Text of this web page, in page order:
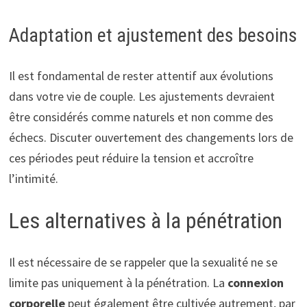
Adaptation et ajustement des besoins
Il est fondamental de rester attentif aux évolutions
dans votre vie de couple. Les ajustements devraient
être considérés comme naturels et non comme des
échecs. Discuter ouvertement des changements lors de
ces périodes peut réduire la tension et accroître
l’intimité.
Les alternatives à la pénétration
Il est nécessaire de se rappeler que la sexualité ne se
limite pas uniquement à la pénétration. La connexion
corporellepeut également être cultivée autrement, par